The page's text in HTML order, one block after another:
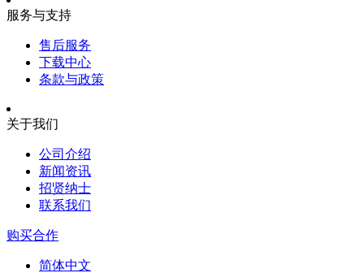
服务与支持
售后服务
下载中心
条款与政策
关于我们
公司介绍
新闻资讯
招贤纳士
联系我们
购买合作
简体中文